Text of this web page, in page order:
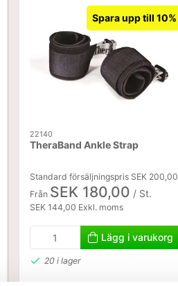
Spara upp till 10%
22140
TheraBand Ankle Strap
Standard försäljningspris SEK 200,00
Från SEK 180,00 / St.
SEK 144,00 Exkl. moms
Lägg i varukorg
20 i lager